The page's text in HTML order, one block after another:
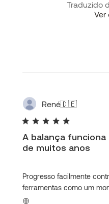
Traduzido
Ver
René🇩🇪
A balança
de muitos anos
Progresso facilmente
ferramentas como um